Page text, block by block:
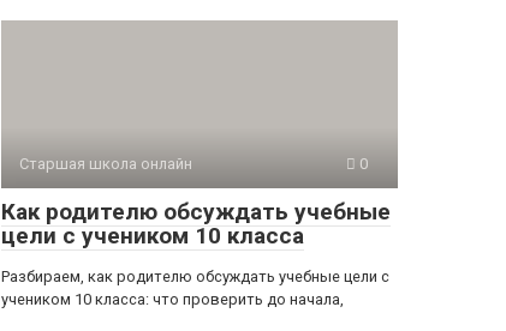
Старшая школа онлайн 0
Как родителю обсуждать учебные
цели с учеником 10 класса
Разбираем, как родителю обсуждать учебные цели с
учеником 10 класса: что проверить до начала,